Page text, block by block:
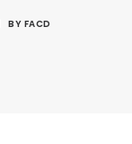
BY FACD